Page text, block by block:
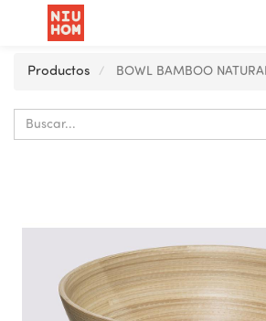
Productos
BOWL BAMBOO